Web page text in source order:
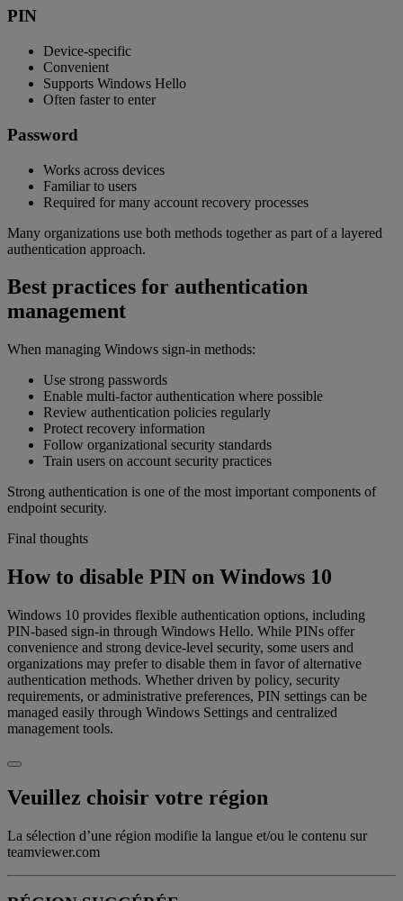
PIN
Device-specific
Convenient
Supports Windows Hello
Often faster to enter
Password
Works across devices
Familiar to users
Required for many account recovery processes
Many organizations use both methods together as part of a layered
authentication approach.
Best practices for authentication
management
When managing Windows sign-in methods:
Use strong passwords
Enable multi-factor authentication where possible
Review authentication policies regularly
Protect recovery information
Follow organizational security standards
Train users on account security practices
Strong authentication is one of the most important components of
endpoint security.
Final thoughts
How to disable PIN on Windows 10
Windows 10 provides flexible authentication options, including
PIN-based sign-in through Windows Hello. While PINs offer
convenience and strong device-level security, some users and
organizations may prefer to disable them in favor of alternative
authentication methods. Whether driven by policy, security
requirements, or administrative preferences, PIN settings can be
managed easily through Windows Settings and centralized
management tools.
Veuillez choisir votre région
La sélection d’une région modifie la langue et/ou le contenu sur
teamviewer.com